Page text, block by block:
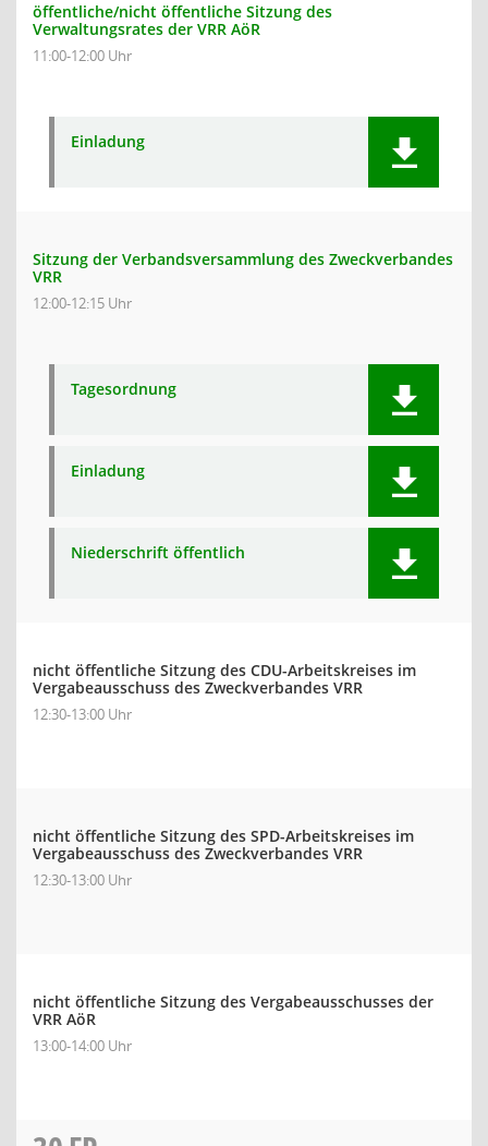
öffentliche/nicht öffentliche Sitzung des
Verwaltungsrates der VRR AöR
11:00-12:00 Uhr
Einladung
Sitzung der Verbandsversammlung des Zweckverbandes
VRR
12:00-12:15 Uhr
Tagesordnung
Einladung
Niederschrift öffentlich
nicht öffentliche Sitzung des CDU-Arbeitskreises im
Vergabeausschuss des Zweckverbandes VRR
12:30-13:00 Uhr
nicht öffentliche Sitzung des SPD-Arbeitskreises im
Vergabeausschuss des Zweckverbandes VRR
12:30-13:00 Uhr
nicht öffentliche Sitzung des Vergabeausschusses der
VRR AöR
13:00-14:00 Uhr